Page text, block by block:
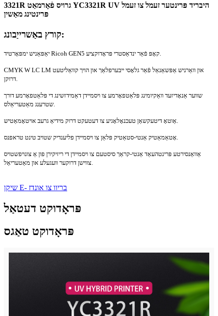
3321R גרויס פֿאָרמאַט YC3321R UV היבריד פּרינטער זעמל צו זעמל
פּרינטינג מאַשין
קורץ באַשרייַבונג:
יאַפּאַניש ימפּאָרטיד Ricoh GEN5 קאָפּ פֿאַר ינדאַסטרי פּראָדוקציע.
CMYK W LC LM און וואַרניש אַפּשאַנאַל פֿאַר גלאָסי ​​ייבערפלאַך און הויך קוואַליטעט
דרוקן.
שווער אַנאָדיזעד וואַקיומינג פּלאַטפאָרמע צו ויסמיידן דאַמידזשינג די פּלאַטפאָרמע דורך
שטרענג מאַטעריאַלס.
אַוטאָ דיטעקשאַן טעכנאָלאָגיע צו דעטעקט דרוק מידיאַ גרעב אויטאָמאַטיש.
אָטאַמאַטיק אַנטי-סטאַטיק פּלאַן צו ויסמיידן פליענדיק שטויב טינט טראפנס.
אַוואַנסירטע פּרינטהעאַד אַנטי-קראַך סיסטעם צו ויסמיידן די ריזיקירן פון אַ צונויפשטויס
צווישן דרוקער וועגעלע און מאַטעריאַל.
שיקן E- בריוו צו אונדז
פּראָדוקט דעטאַל
פּראָדוקט טאַגס